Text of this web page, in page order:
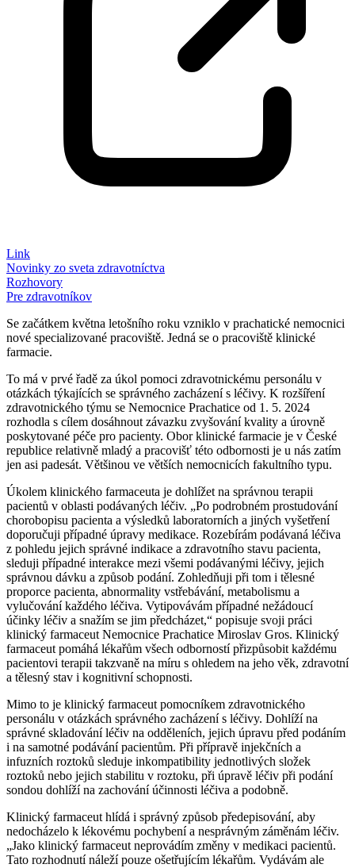
Link
Novinky zo sveta zdravotníctva
Rozhovory
Pre zdravotníkov
Se začátkem května letošního roku vzniklo v prachatické nemocnici
nové specializované pracoviště. Jedná se o pracoviště klinické
farmacie.
To má v prvé řadě za úkol pomoci zdravotnickému personálu v
otázkách týkajících se správného zacházení s léčivy. K rozšíření
zdravotnického týmu se Nemocnice Prachatice od 1. 5. 2024
rozhodla s cílem dosáhnout závazku zvyšování kvality a úrovně
poskytované péče pro pacienty. Obor klinické farmacie je v České
republice relativně mladý a pracovišť této odbornosti je u nás zatím
jen asi padesát. Většinou ve větších nemocnicích fakultního typu.
Úkolem klinického farmaceuta je dohlížet na správnou terapii
pacientů v oblasti podávaných léčiv. „Po podrobném prostudování
chorobopisu pacienta a výsledků laboratorních a jiných vyšetření
doporučuji případné úpravy medikace. Rozebírám podávaná léčiva
z pohledu jejich správné indikace a zdravotního stavu pacienta,
sleduji případné interakce mezi všemi podávanými léčivy, jejich
správnou dávku a způsob podání. Zohledňuji při tom i tělesné
proporce pacienta, abnormality vstřebávání, metabolismu a
vylučování každého léčiva. Vytipovávám případné nežádoucí
účinky léčiv a snažím se jim předcházet,“ popisuje svoji práci
klinický farmaceut Nemocnice Prachatice Miroslav Gros. Klinický
farmaceut pomáhá lékařům všech odborností přizpůsobit každému
pacientovi terapii takzvaně na míru s ohledem na jeho věk, zdravotní
a tělesný stav i kognitivní schopnosti.
Mimo to je klinický farmaceut pomocníkem zdravotnického
personálu v otázkách správného zacházení s léčivy. Dohlíží na
správné skladování léčiv na odděleních, jejich úpravu před podáním
i na samotné podávání pacientům. Při přípravě injekčních a
infuzních roztoků sleduje inkompatibility jednotlivých složek
roztoků nebo jejich stabilitu v roztoku, při úpravě léčiv při podání
sondou dohlíží na zachování účinnosti léčiva a podobně.
Klinický farmaceut hlídá i správný způsob předepisování, aby
nedocházelo k lékovému pochybení a nesprávným záměnám léčiv.
„Jako klinický farmaceut neprovádím změny v medikaci pacientů.
Tato rozhodnutí náleží pouze ošetřujícím lékařům. Vydávám ale